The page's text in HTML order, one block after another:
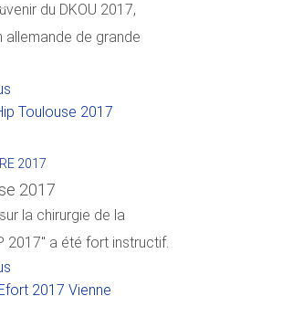
du DKOU 2017,
allemande de grande
2017
2017
la chirurgie de la
2017" a été fort instructif.